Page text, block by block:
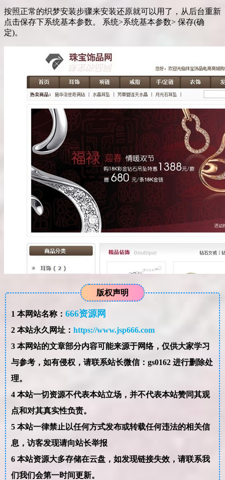
按照正常的织梦安装步骤来安装还原就可以用了，从后台重新
点击保存下系统基本参数。 系统>系统基本参数> 保存(确
定)。
版权声明
1 本网站名称： 666资源网
2本站永久网址： https://www.jsp666.com
3本网站的文章部分内容可能来源于网络，仅供大家学习
与参考，如有侵权，请联系站长微信：gs0162 进行删除处
理。
4本站一切资源不代表本站立场，并不代表本站赞同其观
点和对其真实性负责。
5本站一律禁止以任何方式发布或转载任何违法的相关信
息，访客发现请向站长举报
6本站资源大多存储在云盘，如发现链接失效，请联系我
们我们会第一时间更新。